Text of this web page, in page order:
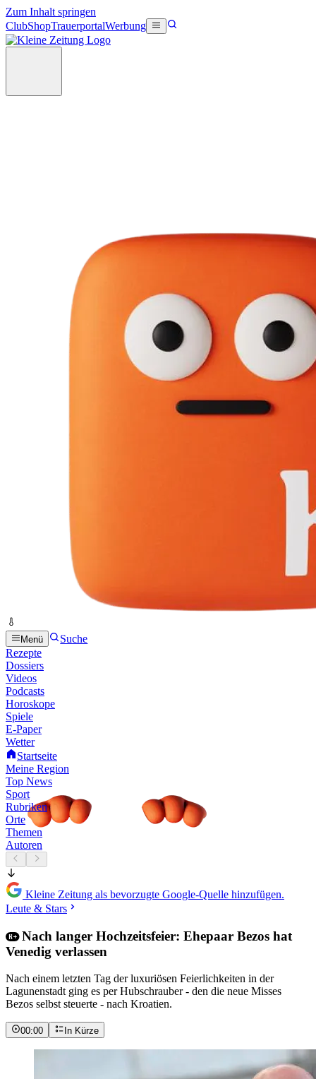
Zum Inhalt springen
ClubShopTrauerportalWerbung
Menü
Suche
Rezepte
Dossiers
Videos
Podcasts
Horoskope
Spiele
E-Paper
Wetter
Startseite
Meine Region
Top News
Sport
Rubriken
Orte
Themen
Autoren
Kleine Zeitung als bevorzugte Google-Quelle hinzufügen.
Leute & Stars
Nach langer Hochzeitsfeier: Ehepaar Bezos hat
Venedig verlassen
Nach einem letzten Tag der luxuriösen Feierlichkeiten in der
Lagunenstadt ging es per Hubschrauber - den die neue Misses
Bezos selbst steuerte - nach Kroatien.
00:00 In Kürze